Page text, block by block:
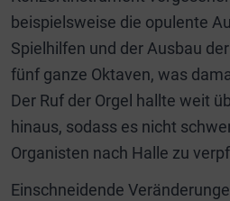
beispielsweise die opulente
Spielhilfen und der Ausbau
fünf ganze Oktaven, was
Der Ruf der Orgel hallte weit
hinaus, sodass es nicht
Organisten nach Halle zu
Einschneidende